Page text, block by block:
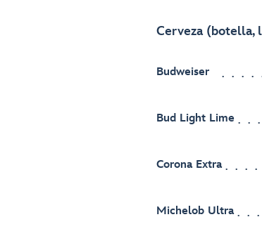
Cerveza (botella,
Budweiser
Bud Light Lime
Corona Extra
Michelob Ultra